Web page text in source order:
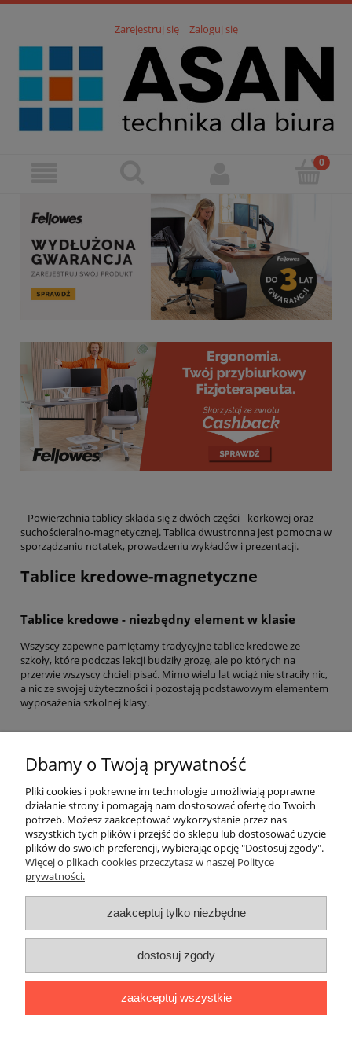
Zarejestruj się Zaloguj się
Powierzchnia tablicy składa się z dwóch części - korkowej oraz
suchościeralno-magnetycznej. Tablica dwustronna jest pomocna w
sporządzaniu notatek, prowadzeniu wykładów i prezentacji.
Tablice kredowe-magnetyczne
Tablice kredowe - niezbędny element w klasie
Wszyscy zapewne pamiętamy tradycyjne tablice kredowe ze
szkoły, które podczas lekcji budziły grozę, ale po których na
przerwie wszyscy chcieli pisać. Mimo wielu lat wciąż nie straciły nic,
a nic ze swojej użyteczności i pozostają podstawowym elementem
wyposażenia szkolnej klasy.
W tej kategorii znajdą Państwo tradycyjne tablice kredowe, które
urozmaicenie lekcji. Oferujemy tablice w kolorze zielonym oraz
czarnym.
Nie znaleziono produktów spełniających podane kryteria.
Warunki zakupów
Moje konto
Informacje o sklepie
Blog i informacje dodatkowe
Dbamy o Twoją prywatność
Pliki cookies i pokrewne im technologie umożliwiają poprawne
działanie strony i pomagają nam dostosować ofertę do Twoich
potrzeb. Możesz zaakceptować wykorzystanie przez nas
wszystkich tych plików i przejść do sklepu lub dostosować użycie
plików do swoich preferencji, wybierając opcję "Dostosuj zgody".
Więcej o plikach cookies przeczytasz w naszej Polityce
prywatności.
zaakceptuj tylko niezbędne
dostosuj zgody
zaakceptuj wszystkie